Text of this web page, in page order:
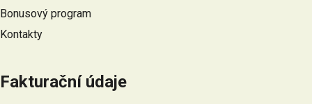
Bonusový program
Kontakty
Fakturační údaje